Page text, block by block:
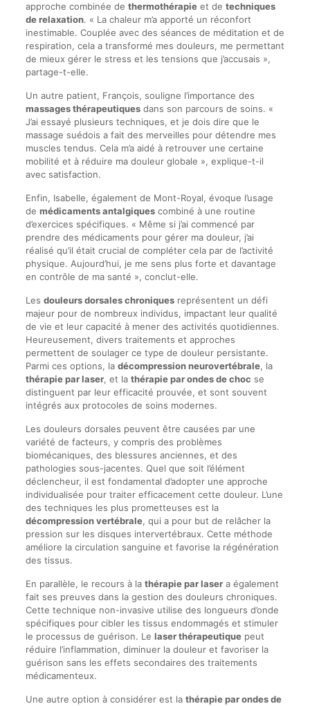
approche combinée de thermothérapieet de techniques
de relaxation. « La chaleur m’a apporté un réconfort
inestimable. Couplée avec des séances de méditation et de
respiration, cela a transformé mes douleurs, me permettant
de mieux gérer le stress et les tensions que j’accusais »,
partage-t-elle.
Un autre patient, François, souligne l’importance des
massages thérapeutiquesdans son parcours de soins. «
J’ai essayé plusieurs techniques, et je dois dire que le
massage suédois a fait des merveilles pour détendre mes
muscles tendus. Cela m’a aidé à retrouver une certaine
mobilité et à réduire ma douleur globale », explique-t-il
avec satisfaction.
Enfin, Isabelle, également de Mont-Royal, évoque l’usage
de médicaments antalgiquescombiné à une routine
d’exercices spécifiques. « Même si j’ai commencé par
prendre des médicaments pour gérer ma douleur, j’ai
réalisé qu’il était crucial de compléter cela par de l’activité
physique. Aujourd’hui, je me sens plus forte et davantage
en contrôle de ma santé », conclut-elle.
Les douleurs dorsales chroniquesreprésentent un défi
majeur pour de nombreux individus, impactant leur qualité
de vie et leur capacité à mener des activités quotidiennes.
Heureusement, divers traitements et approches
permettent de soulager ce type de douleur persistante.
Parmi ces options, la décompression neurovertébrale, la
thérapie par laser, et la thérapie par ondes de choc se
distinguent par leur efficacité prouvée, et sont souvent
intégrés aux protocoles de soins modernes.
Les douleurs dorsales peuvent être causées par une
variété de facteurs, y compris des problèmes
biomécaniques, des blessures anciennes, et des
pathologies sous-jacentes. Quel que soit l’élément
déclencheur, il est fondamental d’adopter une approche
individualisée pour traiter efficacement cette douleur. L’une
des techniques les plus prometteuses est la
décompression vertébrale, qui a pour but de relâcher la
pression sur les disques intervertébraux. Cette méthode
améliore la circulation sanguine et favorise la régénération
des tissus.
En parallèle, le recours à la thérapie par lasera également
fait ses preuves dans la gestion des douleurs chroniques.
Cette technique non-invasive utilise des longueurs d’onde
spécifiques pour cibler les tissus endommagés et stimuler
le processus de guérison. Le laser thérapeutiquepeut
réduire l’inflammation, diminuer la douleur et favoriser la
guérison sans les effets secondaires des traitements
médicamenteux.
Une autre option à considérer est la thérapie par ondes de